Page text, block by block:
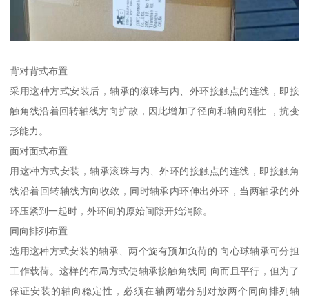
背对背式布置
采用这种方式安装后，轴承的滚珠与内、外环接触点的连线，即接
触角线沿着回转轴线方向扩散，因此增加了径向和轴向刚性 ，抗变
形能力。
面对面式布置
用这种方式安装，轴承滚珠与内、外环的接触点的连线，即接触角
线沿着回转轴线方向收敛，同时轴承内环伸出外环，当两轴承的外
环压紧到一起时，外环间的原始间隙开始消除。
同向排列布置
选用这种方式安装的轴承、两个旋有预加负荷的 向心球轴承可分担
工作载荷。这样的布局方式使轴承接触角线同 向而且平行，但为了
保证安装的轴向稳定性，必须在轴两端分别对放两个同向排列轴